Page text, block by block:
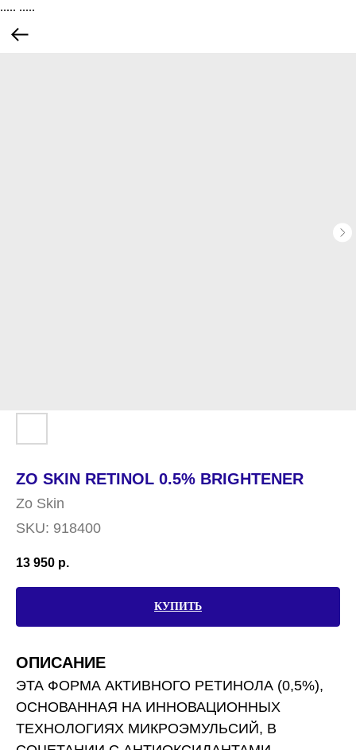
..... .....
ZO SKIN RETINOL 0.5% BRIGHTENER
Zo Skin
SKU: 918400
13 950 р.
КУПИТЬ
ОПИСАНИЕ
ЭТА ФОРМА АКТИВНОГО РЕТИНОЛА (0,5%),
ОСНОВАННАЯ НА ИННОВАЦИОННЫХ
ТЕХНОЛОГИЯХ МИКРОЭМУЛЬСИЙ, В